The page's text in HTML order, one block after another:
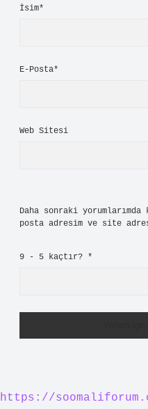
İsim*
E-Posta*
Web Sitesi
Daha sonraki
posta adresim ve site
9 - 5 kaçtır? *
https://